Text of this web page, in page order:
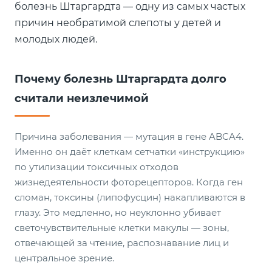
болезнь Штаргардта — одну из самых частых
причин необратимой слепоты у детей и
молодых людей.
Почему болезнь Штаргардта долго
считали неизлечимой
Причина заболевания — мутация в гене ABCA4.
Именно он даёт клеткам сетчатки «инструкцию»
по утилизации токсичных отходов
жизнедеятельности фоторецепторов. Когда ген
сломан, токсины (липофусцин) накапливаются в
глазу. Это медленно, но неуклонно убивает
светочувствительные клетки макулы — зоны,
отвечающей за чтение, распознавание лиц и
центральное зрение.